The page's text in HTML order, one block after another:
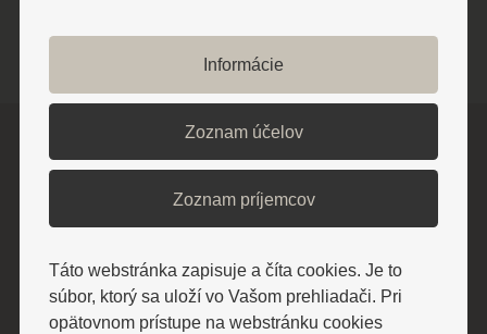
ZOBRAZIŤ VIAC O UBYTOVANÍ
ODBERAJTE NAJNOVŠIE INFORMÁCIE
Informácie
Zoznam účelov
Zoznam príjemcov
Táto webstránka zapisuje a číta cookies. Je to
súbor, ktorý sa uloží vo Vašom prehliadači. Pri
opätovnom prístupe na webstránku cookies